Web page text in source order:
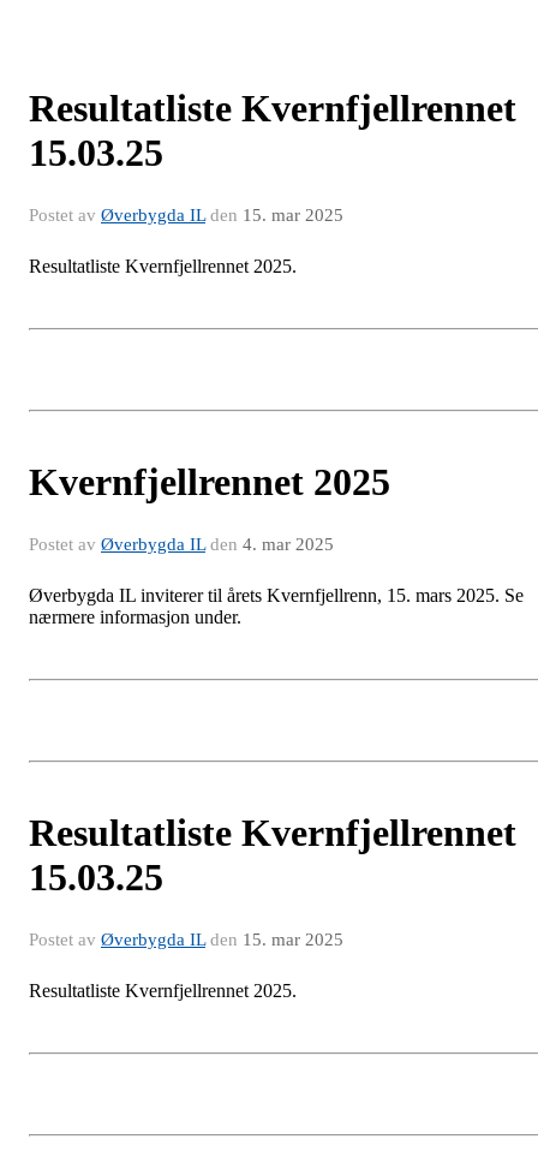
Resultatliste Kvernfjellrennet
15.03.25
Postet av Øverbygda ILden 15. mar 2025
Resultatliste Kvernfjellrennet 2025.
Kvernfjellrennet 2025
Postet av Øverbygda ILden 4. mar 2025
Øverbygda IL inviterer til årets Kvernfjellrenn, 15. mars 2025. Se
nærmere informasjon under.
Resultatliste Kvernfjellrennet
15.03.25
Postet av Øverbygda ILden 15. mar 2025
Resultatliste Kvernfjellrennet 2025.